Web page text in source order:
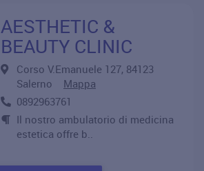
AESTHETIC &
BEAUTY CLINIC
Corso V.Emanuele 127, 84123
Salerno Mappa
0892963761
Il nostro ambulatorio di medicina
estetica offre b..